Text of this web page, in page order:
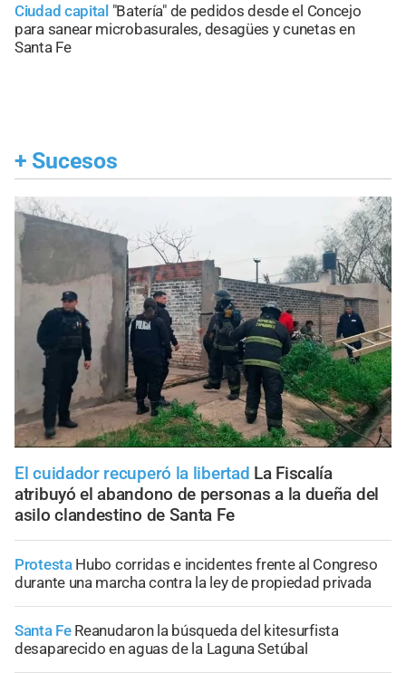
Ciudad capital "Batería" de pedidos desde el Concejo
para sanear microbasurales, desagües y cunetas en
Santa Fe
+ Sucesos
El cuidador recuperó la libertad La Fiscalía
atribuyó el abandono de personas a la dueña del
asilo clandestino de Santa Fe
Protesta Hubo corridas e incidentes frente al Congreso
durante una marcha contra la ley de propiedad privada
Santa Fe Reanudaron la búsqueda del kitesurfista
desaparecido en aguas de la Laguna Setúbal